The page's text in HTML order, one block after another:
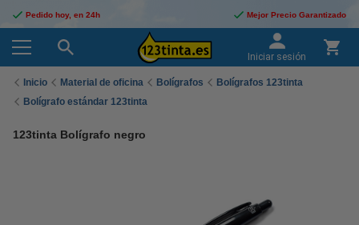
Pedido hoy, en 24h Mejor Precio Garantizado
Iniciar sesión
Inicio Material de oficina Bolígrafos
Bolígrafos 123tinta
Bolígrafo estándar 123tinta
123tinta Bolígrafo negro